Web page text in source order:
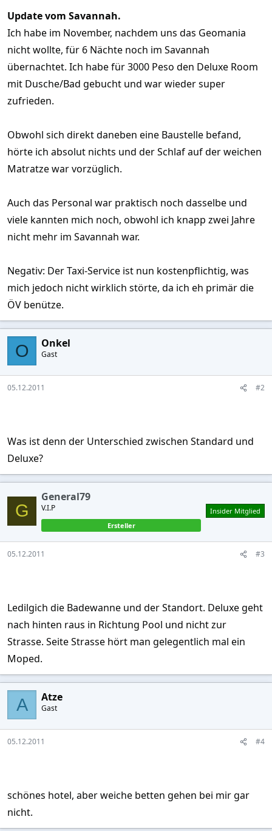
Update vom Savannah.
Ich habe im November, nachdem uns das Geomania
nicht wollte, für 6 Nächte noch im Savannah
übernachtet. Ich habe für 3000 Peso den Deluxe Room
mit Dusche/Bad gebucht und war wieder super
zufrieden.
Obwohl sich direkt daneben eine Baustelle befand,
hörte ich absolut nichts und der Schlaf auf der weichen
Matratze war vorzüglich.
Auch das Personal war praktisch noch dasselbe und
viele kannten mich noch, obwohl ich knapp zwei Jahre
nicht mehr im Savannah war.
Negativ: Der Taxi-Service ist nun kostenpflichtig, was
mich jedoch nicht wirklich störte, da ich eh primär die
ÖV benütze.
O Onkel
Gast
05.12.2011 #2
Was ist denn der Unterschied zwischen Standard und
Deluxe?
G
General79
V.I.P
Ersteller
Insider Mitglied
05.12.2011 #3
Ledilgich die Badewanne und der Standort. Deluxe geht
nach hinten raus in Richtung Pool und nicht zur
Strasse. Seite Strasse hört man gelegentlich mal ein
Moped.
A Atze
Gast
05.12.2011 #4
schönes hotel, aber weiche betten gehen bei mir gar
nicht.